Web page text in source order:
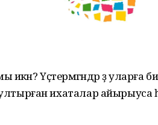
икән? Үҫтермәгәндәр ҙә
ултырған ихаталар